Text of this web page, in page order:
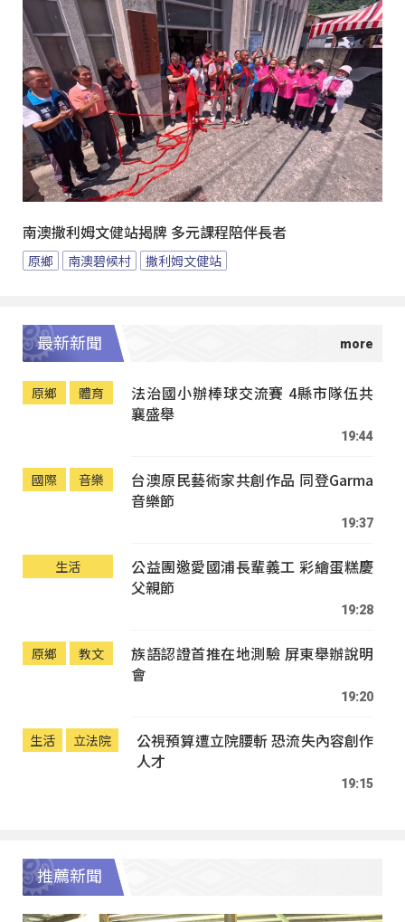
南澳撒利姆文健站揭牌 多元課程陪伴長者
原鄉 南澳碧候村 撒利姆文健站
最新新聞
原鄉 體育
法治國小辦棒球交流賽 4縣市隊伍共
襄盛舉
19:44
國際 音樂
台澳原民藝術家共創作品 同登Garma
音樂節
19:37
生活
公益團邀愛國浦長輩義工 彩繪蛋糕慶
父親節
19:28
原鄉 教文
族語認證首推在地測驗 屏東舉辦說明
會
19:20
生活 立法院
公視預算遭立院腰斬 恐流失內容創作
人才
19:15
推薦新聞